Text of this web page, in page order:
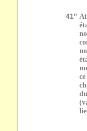
41"